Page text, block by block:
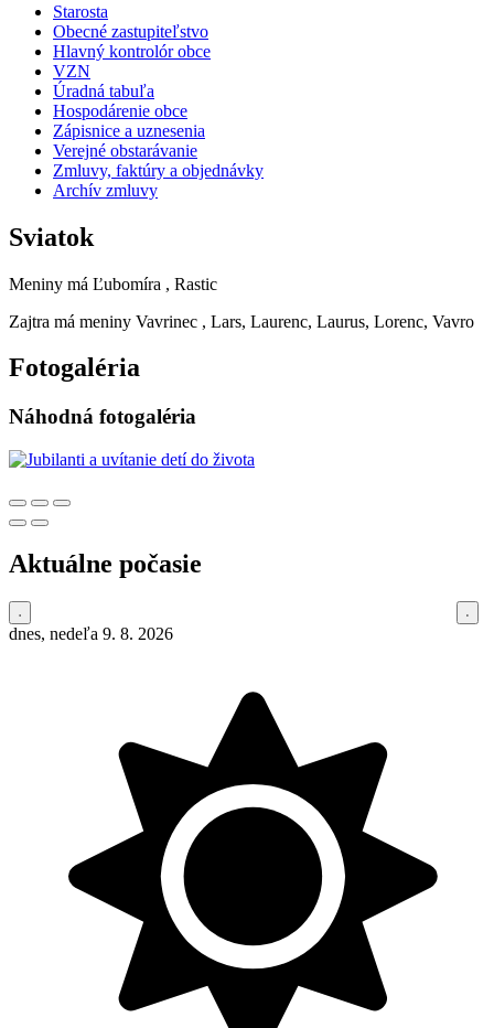
Starosta
Obecné zastupiteľstvo
Hlavný kontrolór obce
VZN
Úradná tabuľa
Hospodárenie obce
Zápisnice a uznesenia
Verejné obstarávanie
Zmluvy, faktúry a objednávky
Archív zmluvy
Sviatok
Meniny má Ľubomíra , Rastic
Zajtra má meniny Vavrinec , Lars, Laurenc, Laurus, Lorenc, Vavro
Fotogaléria
Náhodná fotogaléria
Aktuálne počasie
dnes, nedeľa 9. 8. 2026